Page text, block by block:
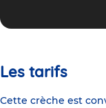
Les tarifs
Cette crèche est